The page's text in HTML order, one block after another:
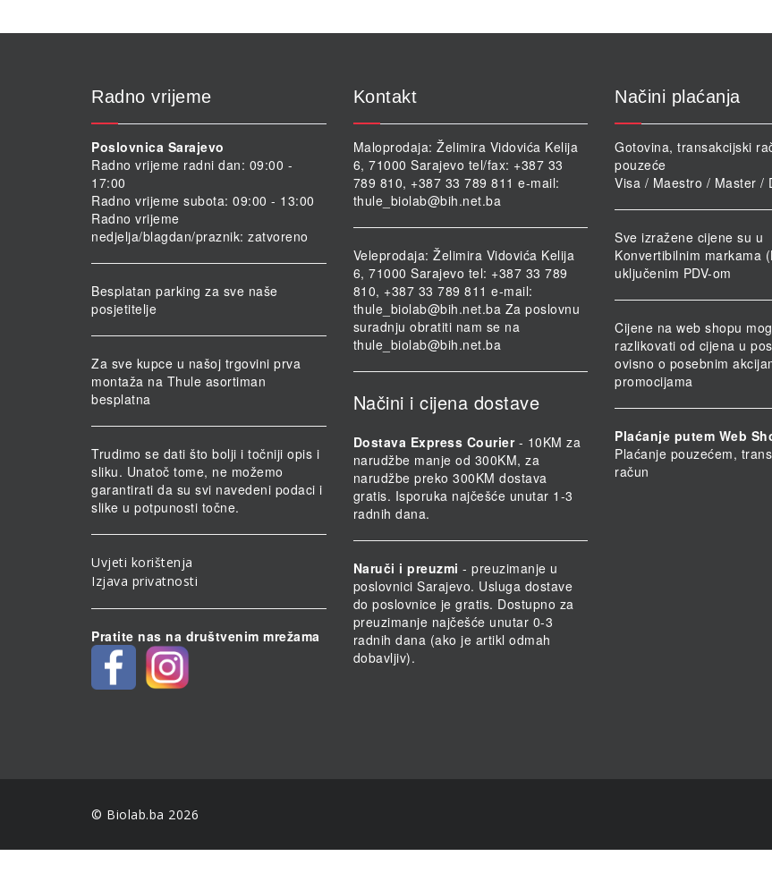
Radno vrijeme
Poslovnica Sarajevo
Radno vrijeme radni dan: 09:00 -
17:00
Radno vrijeme subota: 09:00 - 13:00
Radno vrijeme
nedjelja/blagdan/praznik: zatvoreno
Besplatan parking za sve naše
posjetitelje
Za sve kupce u našoj trgovini prva
montaža na Thule asortiman
besplatna
Trudimo se dati što bolji i točniji opis i
sliku. Unatoč tome, ne možemo
garantirati da su svi navedeni podaci i
slike u potpunosti točne.
Uvjeti korištenja
Izjava privatnosti
Pratite nas na društvenim mrežama
Kontakt
Maloprodaja: Želimira Vidovića Kelija
6, 71000 Sarajevo tel/fax: +387 33
789 810, +387 33 789 811 e-mail:
thule_biolab@bih.net.ba
Veleprodaja: Želimira Vidovića Kelija
6, 71000 Sarajevo tel: +387 33 789
810, +387 33 789 811 e-mail:
thule_biolab@bih.net.ba Za poslovnu
suradnju obratiti nam se na
thule_biolab@bih.net.ba
Načini i cijena dostave
Dostava Express Courier- 10KM za
narudžbe manje od 300KM, za
narudžbe preko 300KM dostava
gratis. Isporuka najčešće unutar 1-3
radnih dana.
Naruči i preuzmi - preuzimanje u
poslovnici Sarajevo. Usluga dostave
do poslovnice je gratis. Dostupno za
preuzimanje najčešće unutar 0-3
radnih dana (ako je artikl odmah
dobavljiv).
Načini plaćanja
Gotovina, transakcijski
pouzeće
Visa / Maestro / Master /
Sve izražene cijene su u
Konvertibilnim markama
uključenim PDV-om
Cijene na web shopu
razlikovati od cijena u
ovisno o posebnim
promocijama
Plaćanje putem Web
Plaćanje pouzećem,
račun
© Biolab.ba 2026